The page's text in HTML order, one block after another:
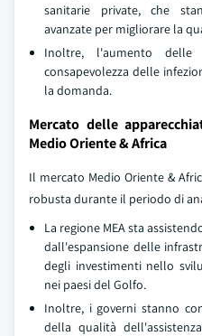
sanitarie private, che
avanzate per migliorare la
Inoltre, l'aumento
consapevolezza delle
la domanda.
Mercato delle
Medio Oriente & Africa
Il mercato Medio Oriente &
robusta durante il periodo di
La regione MEA sta
dall'espansione delle
degli investimenti nello
nei paesi del Golfo.
Inoltre, i governi stanno
della qualità